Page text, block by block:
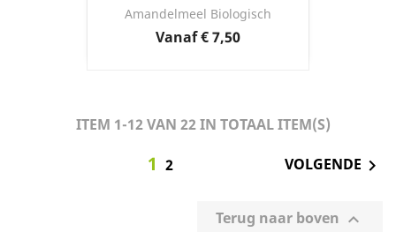
Amandelmeel Biologisch
VanafPrijs
€ 7,50
ITEM 1-12 VAN 22 IN TOTAAL ITEM(S)
1 2 VOLGENDE 
Terug naar boven 